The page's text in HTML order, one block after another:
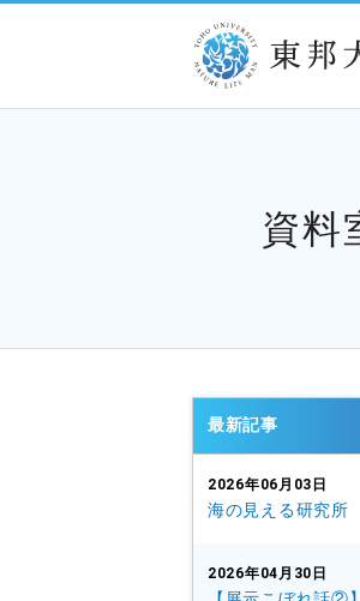
資料
最新記事
2026年06月03日
海の見える研究所
2026年04月30日